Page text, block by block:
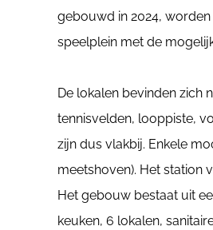
gebouwd in 2024,
speelplein met de
De lokalen bevinden zich
tennisvelden, looppiste,
zijn dus vlakbij. Enkele
meetshoven). Het station
Het gebouw bestaat uit
keuken, 6 lokalen,